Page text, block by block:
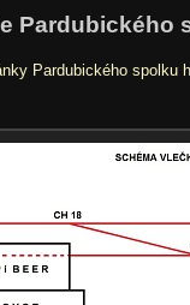
Pardubického
Pardubického spolku